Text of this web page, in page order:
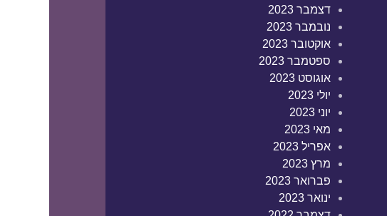
דצמבר 2023
נובמבר 2023
אוקטובר 2023
ספטמבר 2023
אוגוסט 2023
יולי 2023
יוני 2023
מאי 2023
אפריל 2023
מרץ 2023
פברואר 2023
ינואר 2023